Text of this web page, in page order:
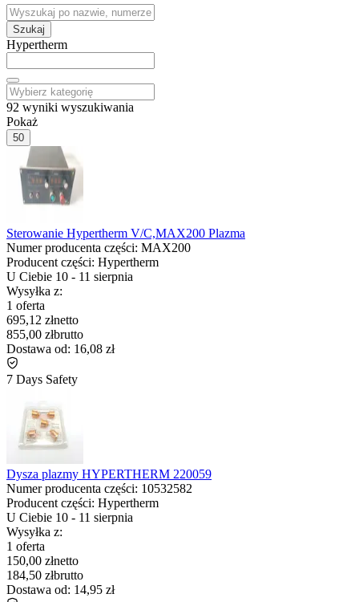
Szukaj
Hypertherm
92 wyniki wyszukiwania
Pokaż
50
Sterowanie Hypertherm V/C,MAX200 Plazma
Numer producenta części: MAX200
Producent części: Hypertherm
U Ciebie 10 - 11 sierpnia
Wysyłka z:
1 oferta
695,12 złnetto
855,00 złbrutto
Dostawa od: 16,08 zł
7 Days Safety
Dysza plazmy HYPERTHERM 220059
Numer producenta części: 10532582
Producent części: Hypertherm
U Ciebie 10 - 11 sierpnia
Wysyłka z:
1 oferta
150,00 złnetto
184,50 złbrutto
Dostawa od: 14,95 zł